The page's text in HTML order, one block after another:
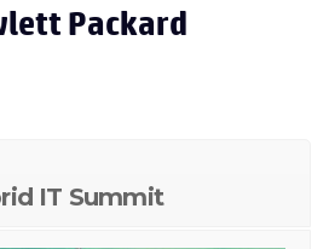
Packard
IT Summit